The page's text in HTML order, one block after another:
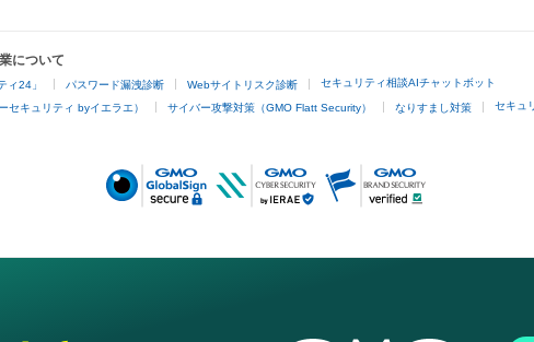
について
ィ24」 パスワード漏洩診断 Webサイトリスク診断 セキュリティ相談AIチャットボット
セキュリティ byイエラエ） サイバー攻撃対策（GMO Flatt Security） なりすまし対策 セキュ